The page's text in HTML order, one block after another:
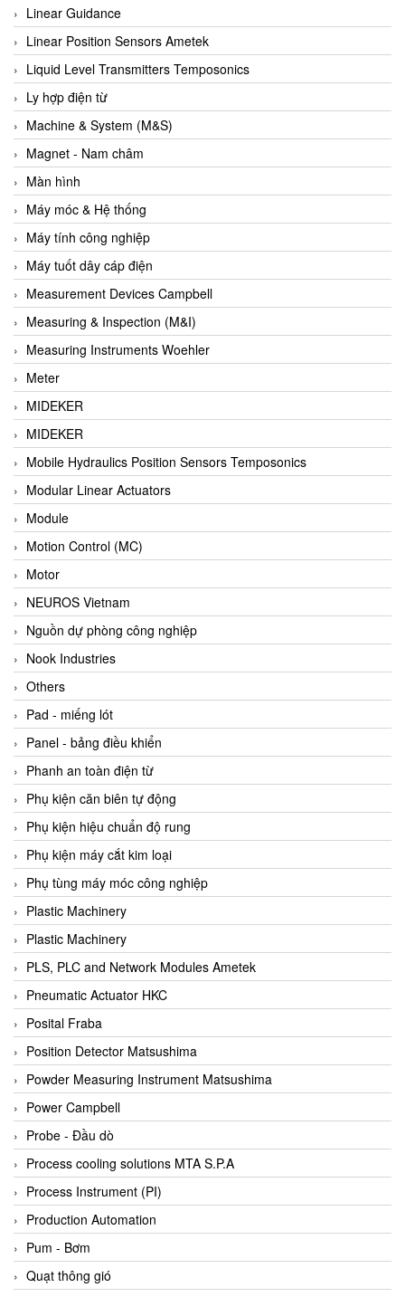
Axiomtek
AZBIL
B&C Electronics
B&R
Babcok wilcox
Baelz Automatic Vietnam
Bahr Modultechnik Vietnam
Balluff
BamBo Vietnam
Barel Vietnam
Barksdale
Bartec
Basco
Baumer
Baumuller Vietnam
Baykee
BBC Bircher Smart Access
BCS ITALY
BEA SENSORS
Beacon Extender
Beckhoff
Bedook
Bei Sensor
Beijer
Beinlich-pumps
Beka
BEKO
Belimo
Benetech Vietnam
Bently Nevada
Bentone Vietnam
Bernstein Vietnam
Berthold
Bestech
Bestech
BETA
Bifold
Bihl+wiedemann
Bihl+wiedemann
Bilz
Binder Connector
Biotech
BirdX Vietnam
BK Vibro
Black Box
BlackBox Vietnam
Linear Guidance
Linear Position Sensors Ametek
Liquid Level Transmitters Temposonics
Ly hợp điện từ
Machine & System (M&S)
Magnet - Nam châm
Màn hình
Máy móc & Hệ thống
Máy tính công nghiệp
Máy tuốt dây cáp điện
Measurement Devices Campbell
Measuring & Inspection (M&I)
Measuring Instruments Woehler
Meter
MIDEKER
MIDEKER
Mobile Hydraulics Position Sensors Temposonics
Modular Linear Actuators
Module
Motion Control (MC)
Motor
NEUROS Vietnam
Nguồn dự phòng công nghiệp
Nook Industries
Others
Pad - miếng lót
Panel - bảng điều khiển
Phanh an toàn điện từ
Phụ kiện căn biên tự động
Phụ kiện hiệu chuẩn độ rung
Phụ kiện máy cắt kim loại
Phụ tùng máy móc công nghiệp
Plastic Machinery
Plastic Machinery
PLS, PLC and Network Modules Ametek
Pneumatic Actuator HKC
Posital Fraba
Position Detector Matsushima
Powder Measuring Instrument Matsushima
Power Campbell
Probe - Đầu dò
Process cooling solutions MTA S.P.A
Process Instrument (PI)
Production Automation
Pum - Bơm
Quạt thông gió